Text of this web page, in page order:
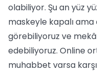
olabiliyor. Şu an yüz
maskeyle kapalı
görebiliyoruz ve
edebiliyoruz. Online
muhabbet varsa